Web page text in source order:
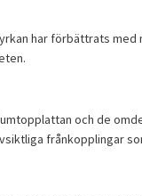
har förbättrats med
och de
frånkopplingar